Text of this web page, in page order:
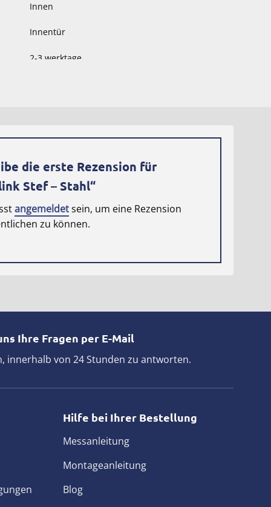
Innen
Innentür
2-3 werktage
die erste Rezension für
Stef – Stahl“
angemeldetsein, um eine Rezension
zu können.
Ihre Fragen per E-Mail
innerhalb von 24 Stunden zu antworten.
Hilfe bei Ihrer Bestellung
Messanleitung
Montageanleitung
Blog